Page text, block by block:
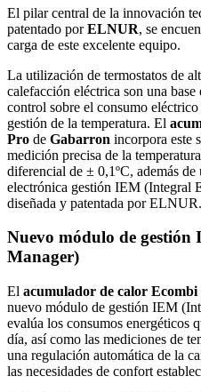
El pilar central de la innovación
patentado porELNUR, se
carga de este excelente equipo.
La utilización de termostatos de
calefacción eléctrica son una
control sobre el consumo
gestión de la temperatura. El
Pro de Gabarron incorpora este
medición precisa de la
diferencial de ± 0,1ºC, además
electrónica gestión IEM (Integral
diseñada y patentada por ELNUR.
Nuevo módulo de
Manager)
El acumulador de calor Ecombi
nuevo módulo de gestión IEM
evalúa los consumos energéticos
día, así como las mediciones de
una regulación automática de la
las necesidades de confort